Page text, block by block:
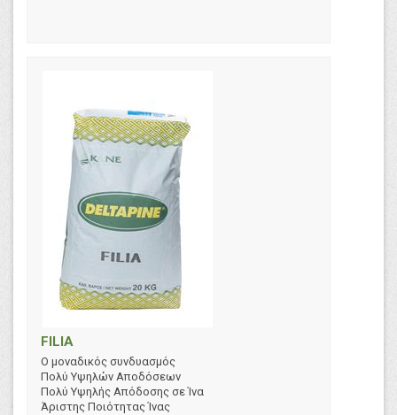
FILIA
Ο μοναδικός συνδυασμός
Πολύ Υψηλών Αποδόσεων
Πολύ Υψηλής Απόδοσης σε Ίνα
Άριστης Ποιότητας Ίνας